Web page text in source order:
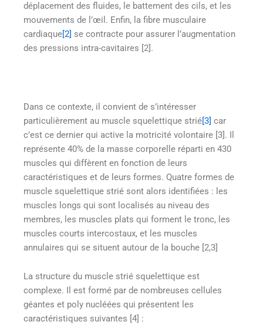
déplacement des fluides, le battement des cils, et les
mouvements de l’œil. Enfin, la fibre musculaire
cardiaque [2] se contracte pour assurer l’augmentation
des pressions intra-cavitaires [2].
Dans ce contexte, il convient de s’intéresser
particulièrement au muscle squelettique strié[3] car
c’est ce dernier qui active la motricité volontaire [3]. Il
représente 40% de la masse corporelle réparti en 430
muscles qui diffèrent en fonction de leurs
caractéristiques et de leurs formes. Quatre formes de
muscle squelettique strié sont alors identifiées : les
muscles longs qui sont localisés au niveau des
membres, les muscles plats qui forment le tronc, les
muscles courts intercostaux, et les muscles
annulaires qui se situent autour de la bouche [2,3]
La structure du muscle strié squelettique est
complexe. Il est formé par de nombreuses cellules
géantes et poly nucléées qui présentent les
caractéristiques suivantes [4] :